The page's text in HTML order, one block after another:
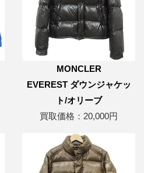
MONCLER
EVEREST ダウンジャケッ
ト/オリーブ
買取価格：20,000円